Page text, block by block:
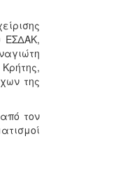
ΕΣΔΑΚ,
της
τον